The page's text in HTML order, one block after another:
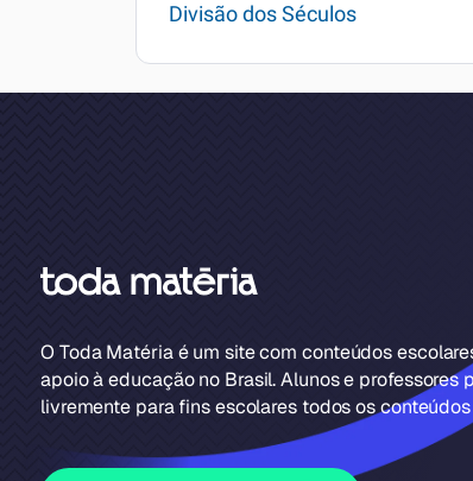
Divisão dos Séculos
O Toda Matéria é um site com conteúdos
apoio à educação no Brasil. Alunos e professores
livremente para fins escolares todos os